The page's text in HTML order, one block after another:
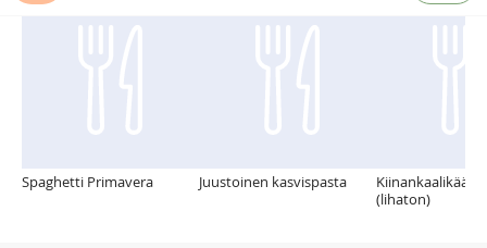
RESEPTIHAKU
Spaghetti Primavera Juustoinen kasvispasta
(lihaton)